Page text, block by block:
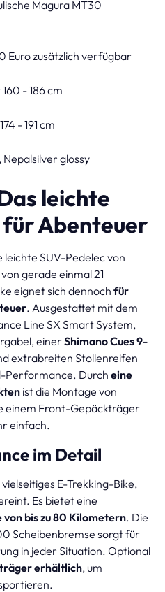
Magura MT30
Euro zusätzlich verfügbar
- 186 cm
- 191 cm
glossy
leichte
für Abenteuer
leichte SUV-Pedelec von
gerade einmal 21
eignet sich dennoch für
. Ausgestattet mit dem
Line SX Smart System,
einer Shimano Cues 9-
extrabreiten Stollenreifen
Performance. Durch eine
ist die Montage von
einem Front-Gepäckträger
einfach.
im Detail
E-Trekking-Bike,
Es bietet eine
von bis zu 80 Kilometern. Die
Scheibenbremse sorgt für
in jeder Situation. Optional
erhältlich, um